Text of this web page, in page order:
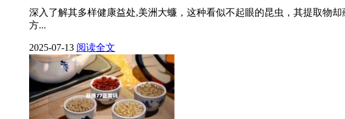
深入了解其多样健康益处,美洲大蠊，这种看似不起眼的昆虫，其提取物
方...
2025-07-13 阅读全文